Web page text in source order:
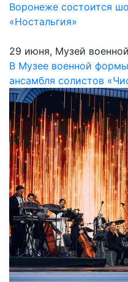
Воронеже состоится
«Ностальгия»
29 июня, Музей
В Музее военной
ансамбля солистов